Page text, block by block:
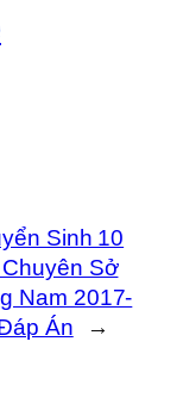
Sinh 10
Sở
Nam 2017-
Án
→